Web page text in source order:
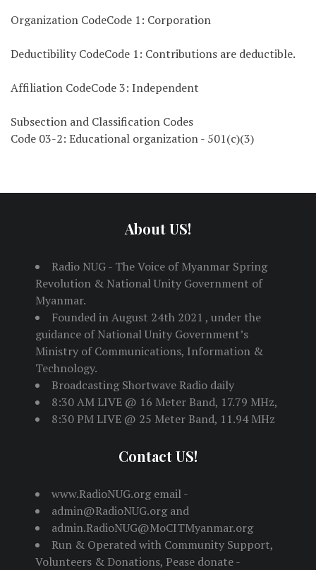
Organization CodeCode 1: Corporation
Deductibility CodeCode 1: Contributions are deductible.
Affiliation CodeCode 3: Independent
Subsection and Classification Codes
Code 03-2: Educational organization - 501(c)(3)
About US!
Radio NUG - The Voice of Myanmar Spring
Revolution & National Unity Government of
Myanmar.
Founded in August 24th 2021 , under the
guidance of National Unity Government’s
Ministry of Communications, Information &
Technology.
Broadcasting Shortwave Radio daily
8:30 AM LIVE @ 16 Meter Band, 17.79 MHz,
8:30 PM LIVE @ 25 Meter Band, 11.94 MHz
Contact US!
www.RadioNUG.org email -
admin@RadioNUG.org and
admin.RadioNUG@MoCITMyanmar.org
Run & Operated with Community Support,
Volunteers & Donations, Pease donate -